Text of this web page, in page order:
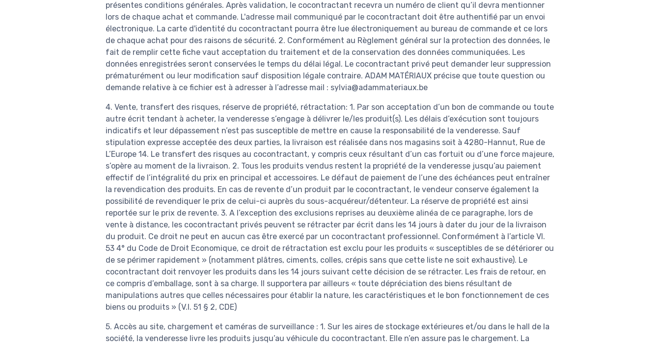
présentes conditions générales. Après validation, le cocontractant recevra un numéro de client qu’il devra mentionner
lors de chaque achat et commande. L'adresse mail communiqué par le cocontractant doit être authentifié par un envoi
électronique. La carte d'identité du cocontractant pourra être lue électroniquement au bureau de commande et ce lors
de chaque achat pour des raisons de sécurité. 2. Conformément au Règlement général sur la protection des données, le
fait de remplir cette fiche vaut acceptation du traitement et de la conservation des données communiquées. Les
données enregistrées seront conservées le temps du délai légal. Le cocontractant privé peut demander leur suppression
prématurément ou leur modification sauf disposition légale contraire. ADAM MATÉRIAUX précise que toute question ou
demande relative à ce fichier est à adresser à l’adresse mail : sylvia@adammateriaux.be
4. Vente, transfert des risques, réserve de propriété, rétractation: 1. Par son acceptation d’un bon de commande ou toute
autre écrit tendant à acheter, la venderesse s’engage à délivrer le/les produit(s). Les délais d’exécution sont toujours
indicatifs et leur dépassement n’est pas susceptible de mettre en cause la responsabilité de la venderesse. Sauf
stipulation expresse acceptée des deux parties, la livraison est réalisée dans nos magasins soit à 4280-Hannut, Rue de
L’Europe 14. Le transfert des risques au cocontractant, y compris ceux résultant d’un cas fortuit ou d’une force majeure,
s’opère au moment de la livraison. 2. Tous les produits vendus restent la propriété de la venderesse jusqu’au paiement
effectif de l’intégralité du prix en principal et accessoires. Le défaut de paiement de l’une des échéances peut entraîner
la revendication des produits. En cas de revente d’un produit par le cocontractant, le vendeur conserve également la
possibilité de revendiquer le prix de celui-ci auprès du sous-acquéreur/détenteur. La réserve de propriété est ainsi
reportée sur le prix de revente. 3. A l’exception des exclusions reprises au deuxième alinéa de ce paragraphe, lors de
vente à distance, les cocontractant privés peuvent se rétracter par écrit dans les 14 jours à dater du jour de la livraison
du produit. Ce droit ne peut en aucun cas être exercé par un cocontractant professionnel. Conformément à l’article VI.
53 4° du Code de Droit Economique, ce droit de rétractation est exclu pour les produits « susceptibles de se détériorer ou
de se périmer rapidement » (notamment plâtres, ciments, colles, crépis sans que cette liste ne soit exhaustive). Le
cocontractant doit renvoyer les produits dans les 14 jours suivant cette décision de se rétracter. Les frais de retour, en
ce compris d’emballage, sont à sa charge. Il supportera par ailleurs « toute dépréciation des biens résultant de
manipulations autres que celles nécessaires pour établir la nature, les caractéristiques et le bon fonctionnement de ces
biens ou produits » (V.I. 51 § 2, CDE)
5. Accès au site, chargement et caméras de surveillance : 1. Sur les aires de stockage extérieures et/ou dans le hall de la
société, la venderesse livre les produits jusqu’au véhicule du cocontractant. Elle n’en assure pas le chargement. La